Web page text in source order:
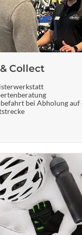
Collect
bei Abholung auf